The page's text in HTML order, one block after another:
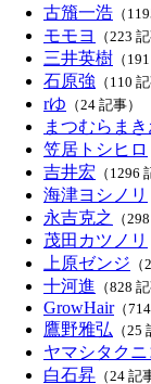
古籏一浩 （
モモヨ （223 記
三井英樹 （
石原強 （110 記
rゆ （24 記事）
まつむらまき
笠居トシヒロ
吉井宏 （1296
海津ヨシノリ
永吉克之 （
茂田カツノリ
上原ゼンジ
十河進 （828 記
GrowHair（714
鷹野雅弘 （25
ヤマシタクニ
白石昇 （24 記